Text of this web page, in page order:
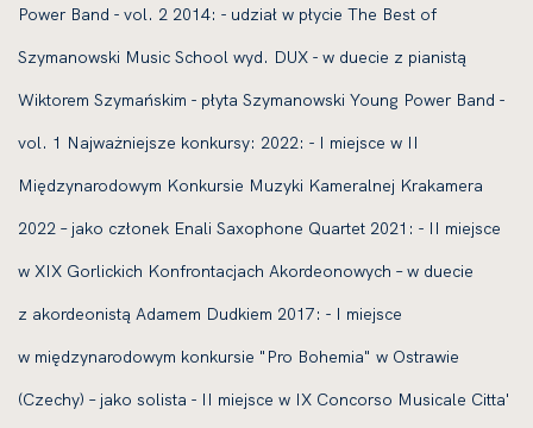
Power Band - vol. 2 2014: - udział w płycie The Best of
Szymanowski Music School wyd. DUX - w duecie z pianistą
Wiktorem Szymańskim - płyta Szymanowski Young Power Band -
vol. 1 Najważniejsze konkursy: 2022: - I miejsce w II
Międzynarodowym Konkursie Muzyki Kameralnej Krakamera
2022 – jako członek Enali Saxophone Quartet 2021: - II miejsce
w XIX Gorlickich Konfrontacjach Akordeonowych – w duecie
z akordeonistą Adamem Dudkiem 2017: - I miejsce
w międzynarodowym konkursie "Pro Bohemia" w Ostrawie
(Czechy) – jako solista - II miejsce w IX Concorso Musicale Citta'